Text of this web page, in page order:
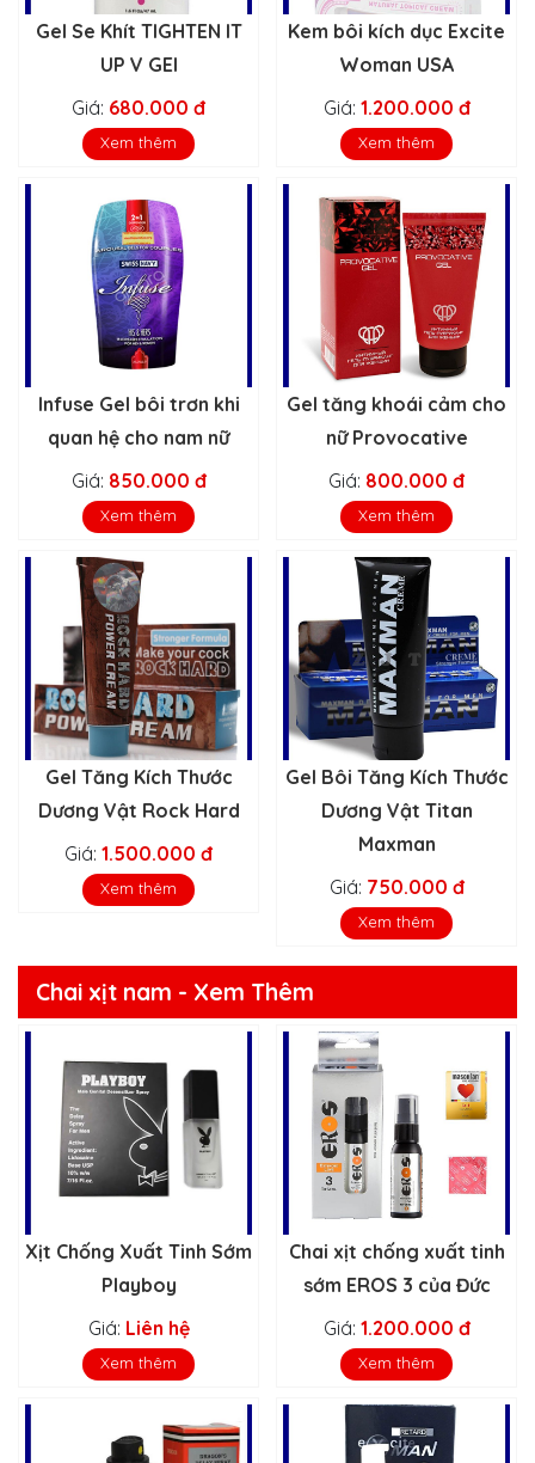
Gel Se Khít TIGHTEN IT
UP V GEl
Giá: 680.000 đ
Xem thêm
Kem bôi kích dục Excite
Woman USA
Giá: 1.200.000 đ
Xem thêm
Infuse Gel bôi trơn khi
quan hệ cho nam nữ
Giá: 850.000 đ
Xem thêm
Gel tăng khoái cảm cho
nữ Provocative
Giá: 800.000 đ
Xem thêm
Gel Tăng Kích Thước
Dương Vật Rock Hard
Giá: 1.500.000 đ
Xem thêm
Gel Bôi Tăng Kích Thước
Dương Vật Titan
Maxman
Giá: 750.000 đ
Xem thêm
Chai xịt nam - Xem Thêm
Xịt Chống Xuất Tinh Sớm
Playboy
Giá: Liên hệ
Xem thêm
Chai xịt chống xuất tinh
sớm EROS 3 của Đức
Giá: 1.200.000 đ
Xem thêm